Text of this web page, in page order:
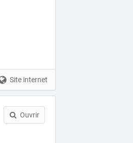
Site internet
Ouvrir